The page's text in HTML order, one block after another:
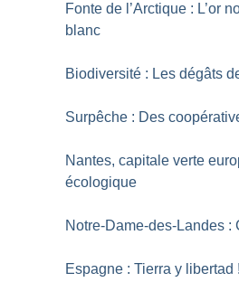
Fonte de l’Arctique : L’or
blanc
Biodiversité : Les dégâts
Surpêche : Des
Nantes, capitale verte
écologique
Notre-Dame-des-Landes :
Espagne : Tierra y libertad !